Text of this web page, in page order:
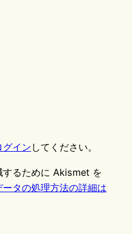
グイン してください。
するために Akismet を
ータの処理方法の詳細は